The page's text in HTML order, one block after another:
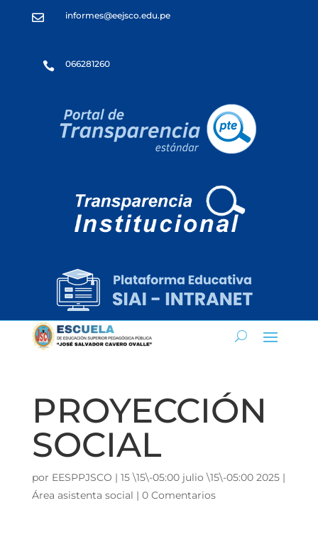
 informes@eejsco.edu.pe
 066281260
PROYECCIÓN
SOCIAL
por EESPPJSCO | 15 \15\-05:00 julio \15\-05:00 2025|
Área asistenta social | 0 Comentarios